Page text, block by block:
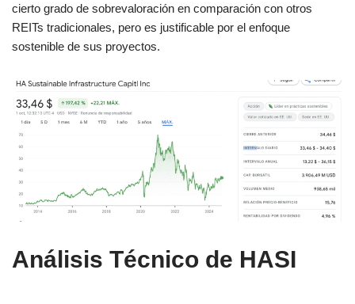
cierto grado de sobrevaloración en comparación con otros
REITs tradicionales, pero es justificable por el enfoque
sostenible de sus proyectos.
Análisis Técnico de HASI